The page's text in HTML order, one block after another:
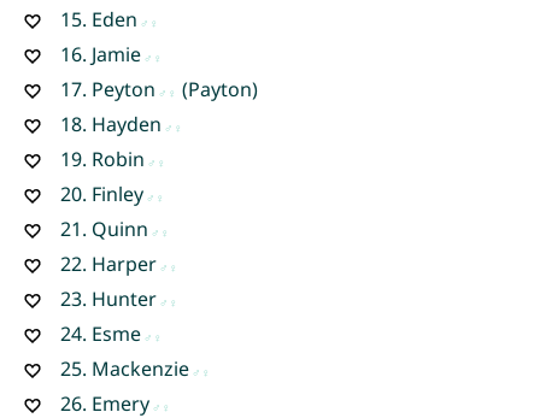
15. Eden
16. Jamie
17. Peyton
(Payton)
18. Hayden
19. Robin
20. Finley
21. Quinn
22. Harper
23. Hunter
24. Esme
25. Mackenzie
26. Emery